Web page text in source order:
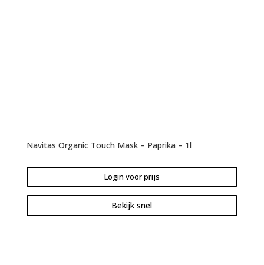
Navitas Organic Touch Mask – Paprika – 1l
Login voor prijs
Bekijk snel